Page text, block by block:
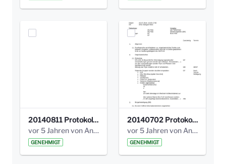
20140811 Protokoll Park am Gesundheitsamt 02.pdf
vor 5 Jahren von Anni Schlumberger
GENEHMIGT
20140702 Protokoll Park am Gesundheitsam 01.pdf
vor 5 Jahren von Anni Schlumberger
GENEHMIGT